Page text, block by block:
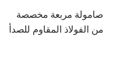
صامولة مربعة مخصصة
من الفولاذ المقاوم للصدأ